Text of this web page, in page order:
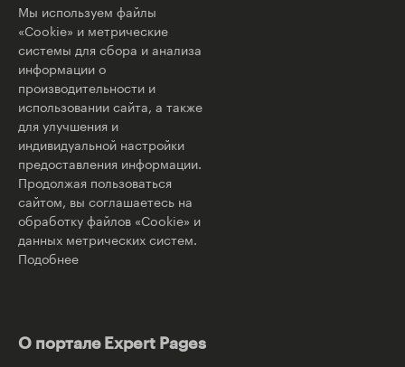
Мы используем файлы
«Cookie» и метрические
системы для сбора и анализа
информации о
производительности и
использовании сайта, а также
для улучшения и
индивидуальной настройки
предоставления информации.
Продолжая пользоваться
сайтом, вы соглашаетесь на
обработку файлов «Cookie» и
данных метрических систем.
Подобнее
О портале Expert Pages